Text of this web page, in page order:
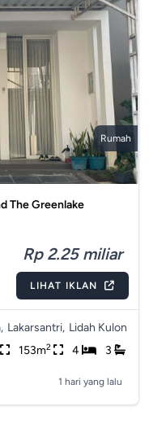
Rumah
The Greenlake
Rp 2.25 miliar
LIHAT IKLAN
Lakarsantri, Lidah Kulon
153m2 4 3
1 hari yang lalu